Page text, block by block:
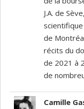
J.A. de
de
récits du
de 2021 à
de
Camille